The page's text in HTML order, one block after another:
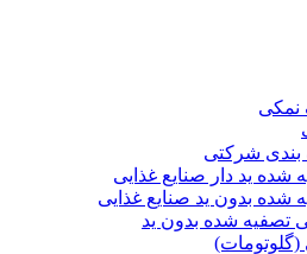
نمکی
بندی شرکتی
شده ید دار صنایع غذایی
شده بدون ید صنایع غذایی
تصفیه شده بدون ید